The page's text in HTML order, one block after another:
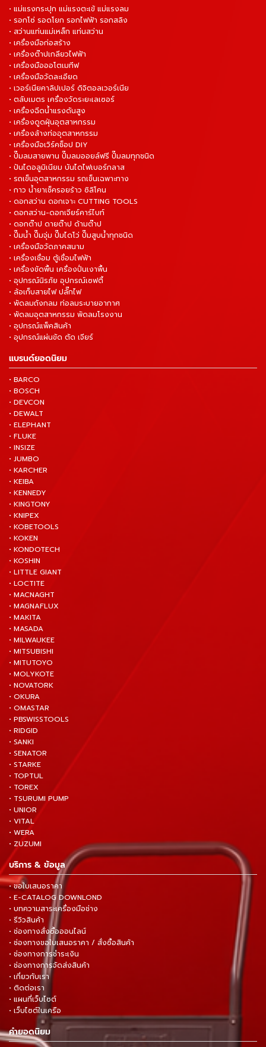
• แม่แรงกระปุก แม่แรงตะเข้ แม่แรงลม
• รอกโซ่ รอดโยก รอกไฟฟ้า รอกสลิง
• สว่านแท่นแม่เหล็ก แท่นสว่าน
• เครื่องมือก่อสร้าง
• เครื่องต๊าปเกลียวไฟฟ้า
• เครื่องมือออโตเมทีฟ
• เครื่องมือวัดละเอียด
• เวอร์เนียคาลิปเปอร์ ดิจิตอลเวอร์เนีย
• ตลับเมตร เครื่องวัดระยะเลเซอร์
• เครื่องฉีดน้ำแรงดันสูง
• เครื่องดูดฝุ่นอุตสาหกรรม
• เครื่องล้างท่ออุตสาหกรรม
• เครื่องมือเวิร์คช็อป DIY
• ปั๊มลมสายพาน ปั๊มลมออยล์ฟรี ปั๊มลมทุกชนิด
• ปันไดอลูมิเนียม บันไดไฟเบอร์กลาส
• รถเข็นอุตสาหกรรม รถเข็นเฉพาะทาง
• กาว น้ำยาเช็ครอยร้าว ซิลิโคน
• ดอกสว่าน ดอกเจาะ CUTTING TOOLS
• ดอกสว่าน-ดอกเจียร์คาร์ไบท์
• ดอกต๊าป ดายต๊าป ด้ามต๊าป
• ปั๊มน้ำ ปั๊มจุ่ม ปั๊มไดโว่ ปั๊มสูบน้ำทุกชนิด
• เครื่องมือวัดภาคสนาม
• เครื่องเชื่อม ตู้เชื่อมไฟฟ้า
• เครื่องขัดพื้น เครื่องปั่นเงาพื้น
• อุปกรณ์นิรภัย อุปกรณ์เซฟตี้
• ล้อเก็บสายไฟ ปลั๊กไฟ
• พัดลมถังกลม ท่อลมระบายอากาศ
• พัดลมอุตสาหกรรม พัดลมโรงงาน
• อุปกรณ์แพ็คสินค้า
• อุปกรณ์แผ่นขัด ตัด เจียร์
แบรนด์ยอดนิยม
• BARCO
• BOSCH
• DEVCON
• DEWALT
• ELEPHANT
• FLUKE
• INSIZE
• JUMBO
• KARCHER
• KEIBA
• KENNEDY
• KINGTONY
• KNIPEX
• KOBETOOLS
• KOKEN
• KONDOTECH
• KOSHIN
• LITTLE GIANT
• LOCTITE
• MACNAGHT
• MAGNAFLUX
• MAKITA
• MASADA
• MILWAUKEE
• MITSUBISHI
• MITUTOYO
• MOLYKOTE
• NOVATORK
• OKURA
• OMASTAR
• PBSWISSTOOLS
• RIDGID
• SANKI
• SENATOR
• STARKE
• TOPTUL
• TOREX
• TSURUMI PUMP
• UNIOR
• VITAL
• WERA
• ZUZUMI
บริการ & ข้อมูล
• ขอใบเสนอราคา
• E-CATALOG DOWNLOND
• บทความสาระเครื่องมือช่าง
• รีวิวสินค้า
• ช่องทางสั่งซื้อออนไลน์
• ช่องทางขอใบเสนอราคา / สั่งซื้อสินค้า
• ช่องทางการชำระเงิน
• ช่องทางการจัดส่งสินค้า
• เกี่ยวกับเรา
• ติดต่อเรา
• แผนที่เว็บไซต์
• เว็บไซต์ในเครือ
คำยอดนิยม